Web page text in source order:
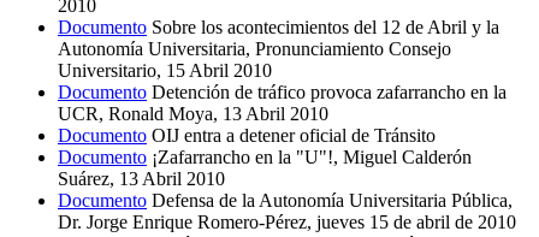
2010
Documento Sobre los acontecimientos del 12 de Abril y la
Autonomía Universitaria, Pronunciamiento Consejo
Universitario, 15 Abril 2010
Documento Detención de tráfico provoca zafarrancho en la
UCR, Ronald Moya, 13 Abril 2010
Documento OIJ entra a detener oficial de Tránsito
Documento ¡Zafarrancho en la "U"!, Miguel Calderón
Suárez, 13 Abril 2010
Documento Defensa de la Autonomía Universitaria Pública,
Dr. Jorge Enrique Romero-Pérez, jueves 15 de abril de 2010